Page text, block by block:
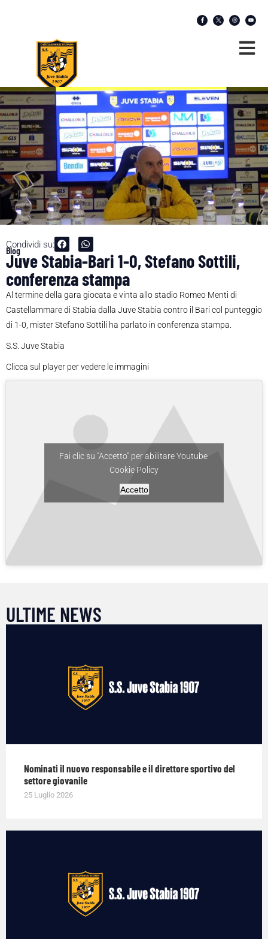
Condividi su:
Blog
Juve Stabia-Bari 1-0, Stefano Sottili,
conferenza stampa
Al termine della gara giocata e vinta allo stadio Romeo Menti di
Castellammare di Stabia dalla Juve Stabia contro il Bari col punteggio
di 1-0, mister Stefano Sottili ha parlato in conferenza stampa.
S.S. Juve Stabia
Clicca sul player per vedere le immagini
Fai clic su "Accetto" per abilitare Youtube
Cookie Policy
Accetto
ULTIME NEWS
Nominati il nuovo responsabile e il direttore sportivo del
settore giovanile
25 Luglio 2026